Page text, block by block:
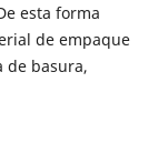
esta forma
de empaque
de basura,